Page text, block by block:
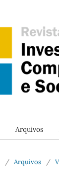
Arquivos
/ Arquivos /